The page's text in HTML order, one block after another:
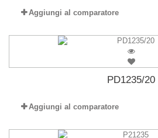
Aggiungi al comparatore
PD1235/20
Aggiungi al comparatore